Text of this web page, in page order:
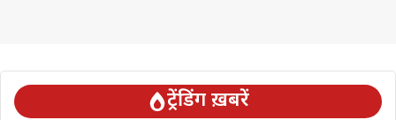
ट्रेंडिंग ख़बरें